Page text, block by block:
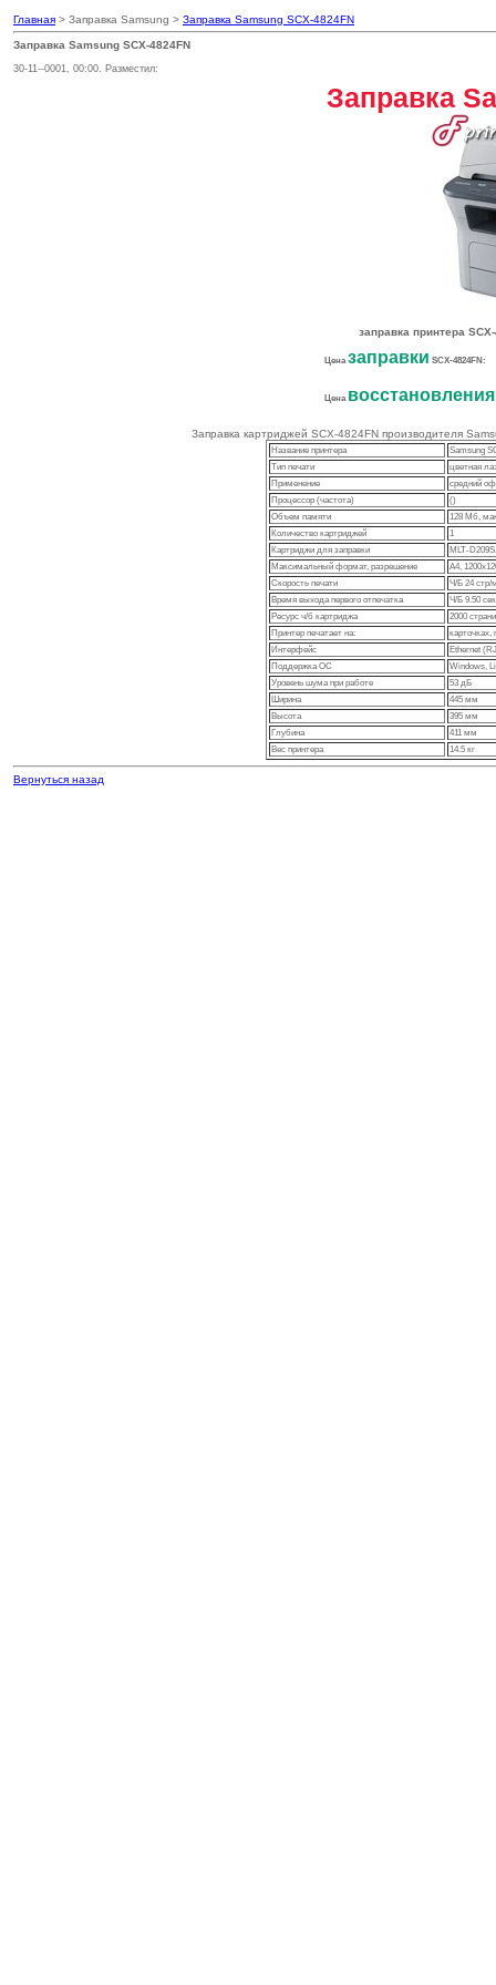
Главная > Заправка Samsung > Заправка Samsung SCX-4824FN
Заправка Samsung SCX-4824FN
30-11--0001, 00:00. Разместил:
Заправка
заправка принтера
Ценазаправки SCX-4824FN:
Цена восстановления
Заправка картриджей SCX-4824FN производителя
Название принтера
Samsung
Тип печати
цветная
Применение
средний
Процессор (частота)
()
Объем памяти
128 Мб,
Количество картриджей
1
Картриджи для заправки
MLT-
Максимальный формат, разрешение
A4,
Скорость печати
Ч/Б 24 стр/
Время выхода первого отпечатка
Ч/Б 9.50
Ресурс ч/б картриджа
2000
Принтер печатает на:
карточках,
Интерфейс
Ethernet
Поддержка ОС
Windows,
Уровень шума при работе
53 дБ
Ширина
445 мм
Высота
395 мм
Глубина
411 мм
Вес принтера
14.5 кг
Вернуться назад